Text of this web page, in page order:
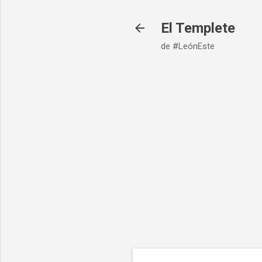
El Templete
de #LeónEste